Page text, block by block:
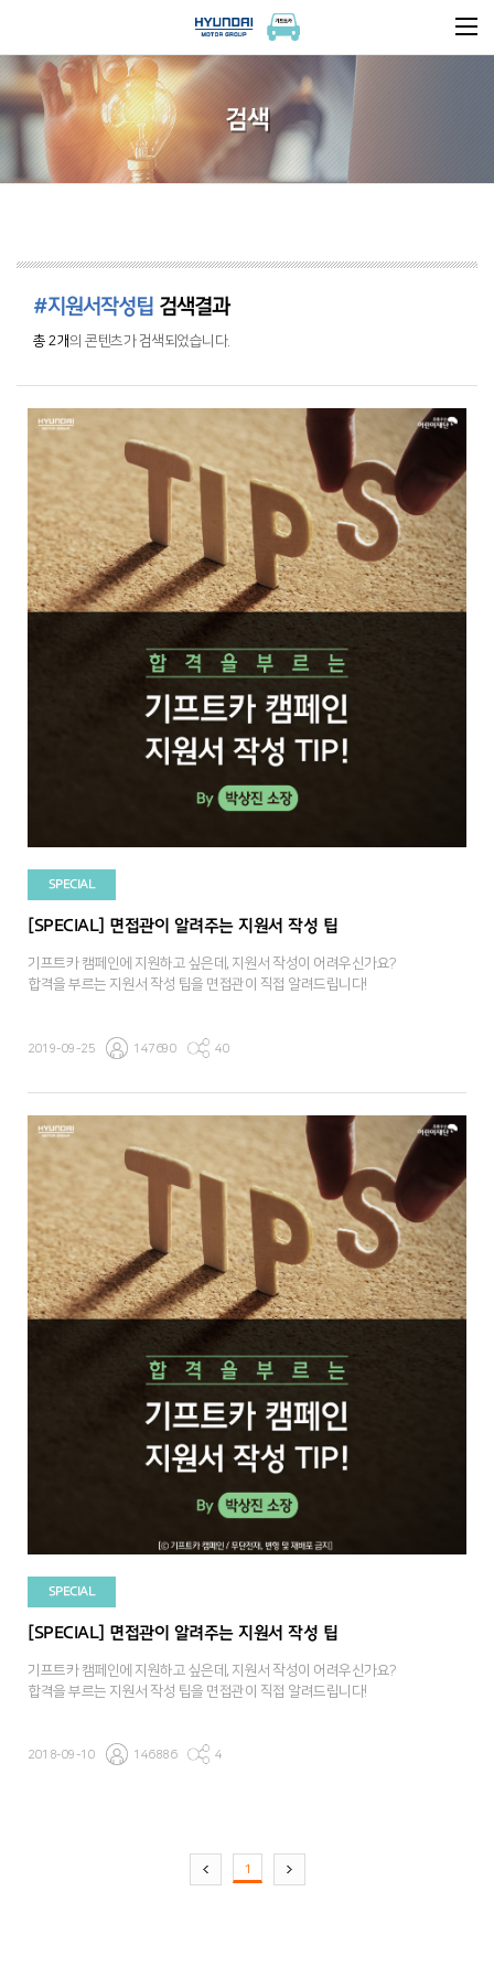
검색
#지원서작성팁 검색결과
총 2개의 콘텐츠가 검색되었습니다.
SPECIAL
[SPECIAL] 면접관이 알려주는 지원서 작성 팁
기프트카 캠페인에 지원하고 싶은데, 지원서 작성이 어려우신가요?
합격을 부르는 지원서 작성 팁을 면접관이 직접 알려드립니다!
2019-09-25 147690 40
SPECIAL
[SPECIAL] 면접관이 알려주는 지원서 작성 팁
기프트카 캠페인에 지원하고 싶은데, 지원서 작성이 어려우신가요?
합격을 부르는 지원서 작성 팁을 면접관이 직접 알려드립니다!
2018-09-10 146886 4
1